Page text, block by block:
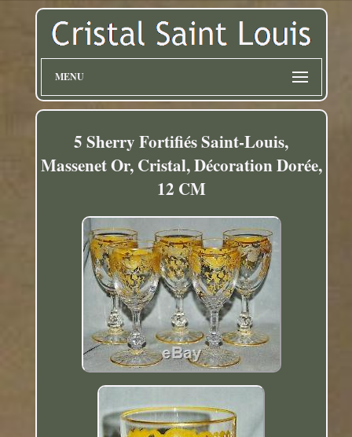
MENU
5 Sherry Fortifiés Saint-Louis,
Massenet Or, Cristal, Décoration Dorée,
12 CM